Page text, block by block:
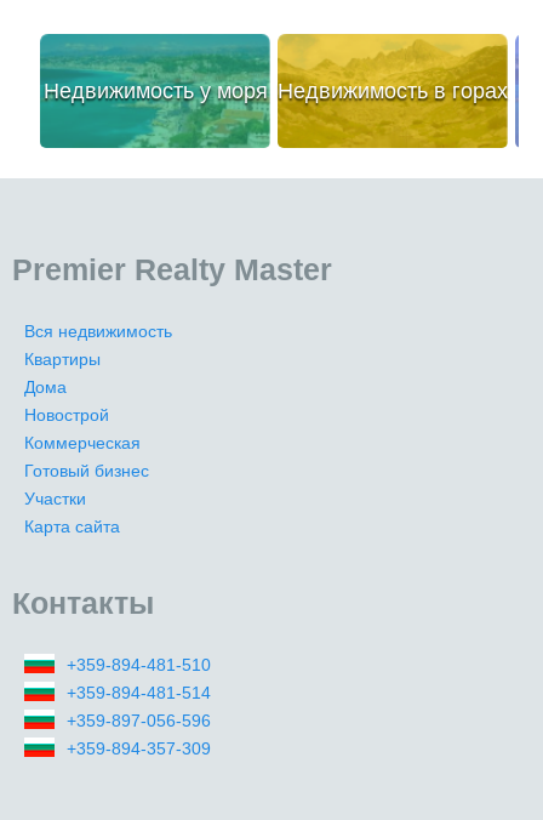
Недвижимость у моря Недвижимость в горах
Premier Realty Master
Вся недвижимость
Квартиры
Дома
Новострой
Коммерческая
Готовый бизнес
Участки
Карта сайта
Контакты
+359-894-481-510
+359-894-481-514
+359-897-056-596
+359-894-357-309